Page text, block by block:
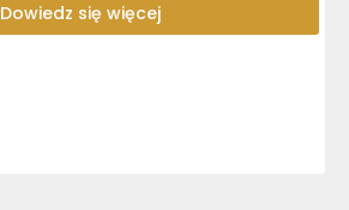
Dowiedz się więcej